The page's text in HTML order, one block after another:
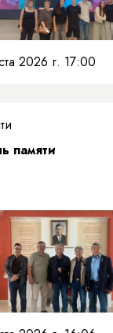
2026 г. 17:00
памяти